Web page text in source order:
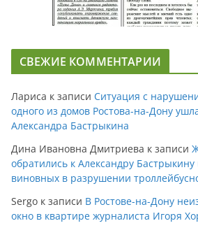
СВЕЖИЕ КОММЕНТАРИИ
Лариса к записи Ситуация с
одного из домов Ростова-на-Дону
Александра Бастрыкина
Дина Ивановна Дмитриева к записи
обратились к Александру Бастрыкину
виновных в разрушении
Sergo к записи В Ростове-на-Дону
окно в квартире журналиста Игоря